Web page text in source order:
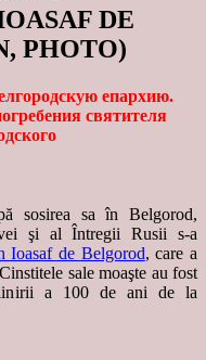
DE
PHOTO)
епархию.
святителя
sosirea sa în Belgorod,
şi al Întregii Rusii s-a
Ioasaf de Belgorod, care a
sale moaşte au fost
a 100 de ani de la